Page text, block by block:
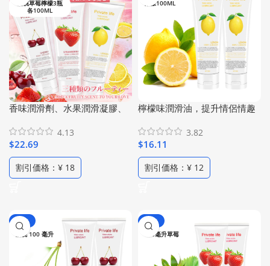
櫻桃草莓檸檬3瓶
各100ML
香味潤滑劑、水果潤滑凝膠、
草莓味潤滑劑&櫻桃味潤滑劑&
檸檬味潤滑劑、三種口味套
裝，提升情侶情趣成人潤滑啫
咖哩（1瓶3.38盎司/3瓶）
4.13
$22.69
割引価格：¥ 18
檸檬100ML
檸檬味潤滑油，提升情侶情趣
私密水性潤滑凝膠，檸檬植物
配方，香味潤滑啫咖哩（1瓶
100ml/2瓶套裝）
3.82
$16.11
割引価格：¥ 12
-42%
櫻桃 100 毫升
-42%
100毫升草莓